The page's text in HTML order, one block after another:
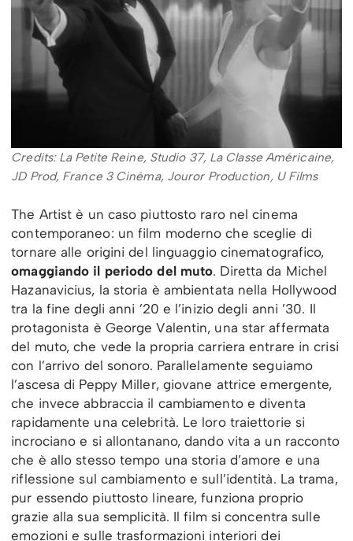
Credits: La Petite Reine, Studio 37, La Classe Américaine,
JD Prod, France 3 Cinéma, Jouror Production, U Films
The Artist è un caso piuttosto raro nel cinema
contemporaneo: un film moderno che sceglie di
tornare alle origini del linguaggio cinematografico,
omaggiando il periodo del muto. Diretta da Michel
Hazanavicius, la storia è ambientata nella Hollywood
tra la fine degli anni ’20 e l’inizio degli anni ’30. Il
protagonista è George Valentin, una star affermata
del muto, che vede la propria carriera entrare in crisi
con l’arrivo del sonoro. Parallelamente seguiamo
l’ascesa di Peppy Miller, giovane attrice emergente,
che invece abbraccia il cambiamento e diventa
rapidamente una celebrità. Le loro traiettorie si
incrociano e si allontanano, dando vita a un racconto
che è allo stesso tempo una storia d’amore e una
riflessione sul cambiamento e sull’identità. La trama,
pur essendo piuttosto lineare, funziona proprio
grazie alla sua semplicità. Il film si concentra sulle
emozioni e sulle trasformazioni interiori dei